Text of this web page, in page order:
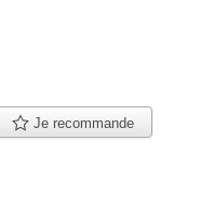
Je recommande